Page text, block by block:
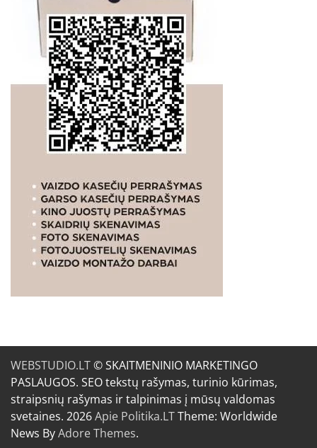
WEBSTUDIO.LT© SKAITMENINIO MARKETINGO
PASLAUGOS. SEO tekstų rašymas, turinio kūrimas,
straipsnių rašymas ir talpinimas į mūsų valdomas
svetaines. 2026Apie Politika.LTTheme: Worldwide
News ByAdore Themes.